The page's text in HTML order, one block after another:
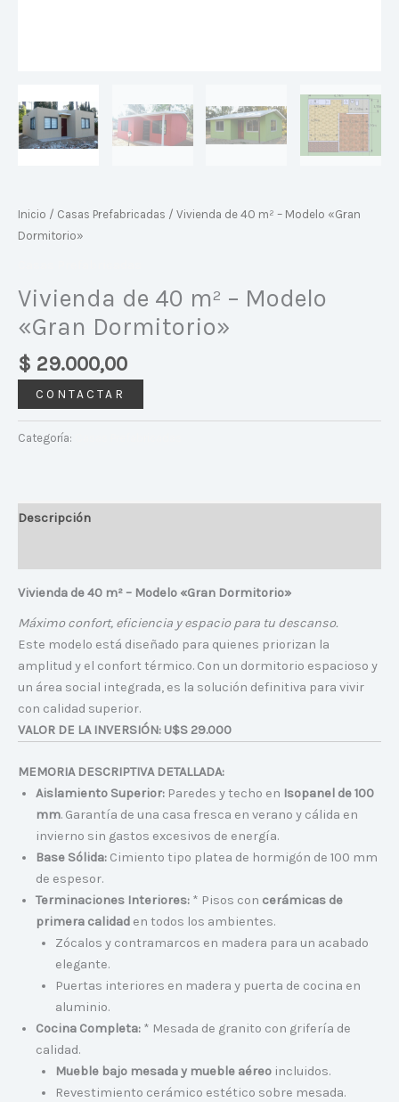
Inicio / Casas Prefabricadas / Vivienda de 40 m² – Modelo «Gran
Dormitorio»
Vivienda de 40 m² – Modelo
«Gran Dormitorio»
$ 29.000,00
CONTACTAR
Categoría:
Descripción
Vivienda de 40 m² – Modelo «Gran Dormitorio»
Máximo confort, eficiencia y espacio para tu descanso.
Este modelo está diseñado para quienes priorizan la
amplitud y el confort térmico. Con un dormitorio espacioso y
un área social integrada, es la solución definitiva para vivir
con calidad superior.
VALOR DE LA INVERSIÓN: U$S 29.000
MEMORIA DESCRIPTIVA DETALLADA:
Aislamiento Superior: Paredes y techo en Isopanel de 100
mm. Garantía de una casa fresca en verano y cálida en
invierno sin gastos excesivos de energía.
Base Sólida: Cimiento tipo platea de hormigón de 100 mm
de espesor.
Terminaciones Interiores: * Pisos con cerámicas de
primera calidad en todos los ambientes.
Zócalos y contramarcos en madera para un acabado
elegante.
Puertas interiores en madera y puerta de cocina en
aluminio.
Cocina Completa: * Mesada de granito con grifería de
calidad.
Mueble bajo mesada y mueble aéreoincluidos.
Revestimiento cerámico estético sobre mesada.